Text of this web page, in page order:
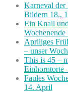
Karneval der
Bildern 18.,
Ein Knall
Apriliges
– unser
This is 45 –
Einhorntorte
Faules
14. April